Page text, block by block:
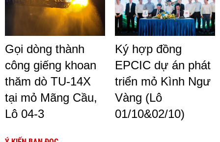
Gọi dòng thành
công giếng khoan
thăm dò TU-14X
tại mỏ Mãng Cầu,
Lô 04-3
Ký hợp đồng
EPCIC dự án phát
triển mỏ Kình Ngư
Vàng (Lô
01/10&02/10)